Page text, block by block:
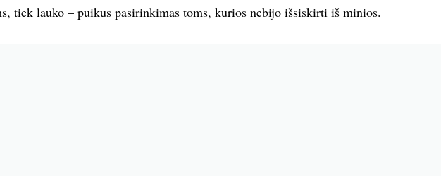
tiek lauko – puikus pasirinkimas toms, kurios nebijo išsiskirti iš minios.